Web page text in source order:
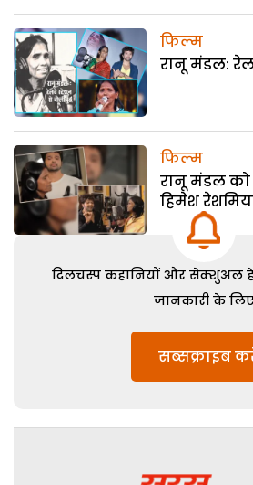
फिल्म
रानू मंडल:
फिल्म
रानू मंडल को
हिमेश
दिलचस्प कहानियों और सेक्शुअल
जानकारी के
सब्सक्राइब